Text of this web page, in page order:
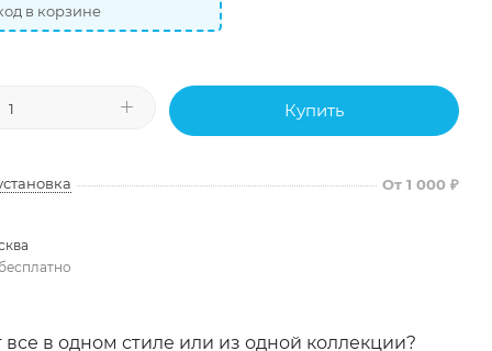
в корзине
Купить
От 1 000 ₽
бесплатно
все в одном стиле или из одной коллекции?